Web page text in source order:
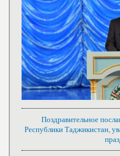
Поздравительное
Республики Таджикистан,